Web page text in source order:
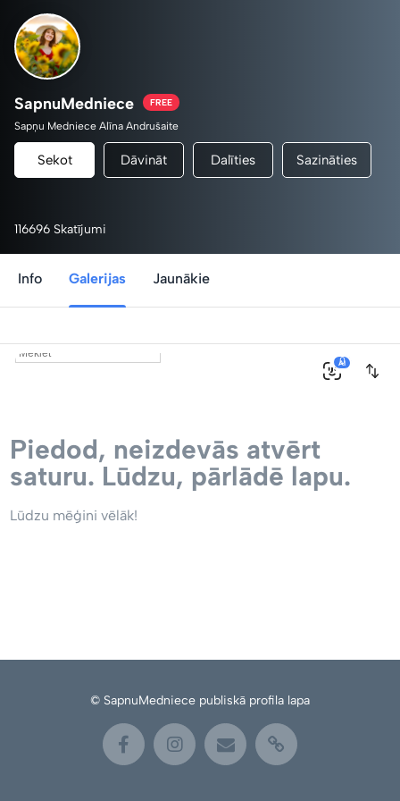
SapnuMedniece FREE
Sapņu Medniece Alīna Andrušaite
Sekot Dāvināt Dalīties Sazināties
116696 Skatījumi
Info Galerijas Jaunākie
0
AI
Piedod, neizdevās atvērt
saturu. Lūdzu, pārlādē lapu.
Lūdzu mēģini vēlāk!
© SapnuMedniece publiskā profila lapa